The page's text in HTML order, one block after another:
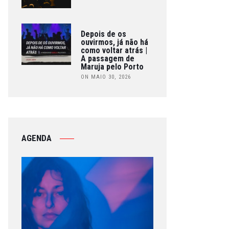
Depois de os
ouvirmos, já não há
como voltar atrás |
A passagem de
Maruja pelo Porto
ON MAIO 30, 2026
AGENDA